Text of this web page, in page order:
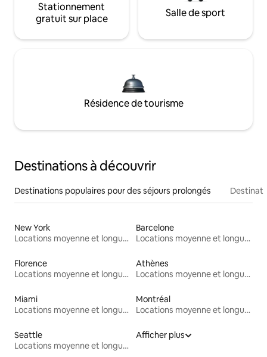
Stationnement
gratuit sur place
Salle de sport
Résidence de tourisme
Destinations à découvrir
Destinations populaires pour des séjours prolongés
New York
Locations moyenne et longue durée
Barcelone
Locations moyenne et longue durée
Florence
Locations moyenne et longue durée
Athènes
Locations moyenne et longue durée
Miami
Locations moyenne et longue durée
Montréal
Locations moyenne et longue durée
Seattle
Locations moyenne et longue durée
Afficher plus